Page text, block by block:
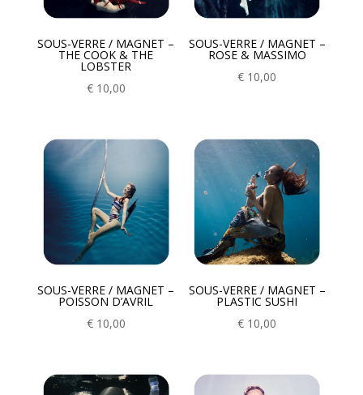
SOUS-VERRE / MAGNET –
THE COOK & THE
LOBSTER
€10,00
SOUS-VERRE / MAGNET –
ROSE & MASSIMO
€ 10,00
SOUS-VERRE / MAGNET –
POISSON D’AVRIL
€10,00
SOUS-VERRE / MAGNET –
PLASTIC SUSHI
€ 10,00